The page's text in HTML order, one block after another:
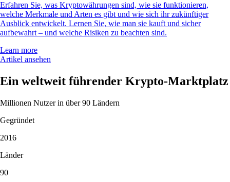
Erfahren Sie, was Kryptowährungen sind, wie sie funktionieren,
welche Merkmale und Arten es gibt und wie sich ihr zukünftiger
Ausblick entwickelt. Lernen Sie, wie man sie kauft und sicher
aufbewahrt – und welche Risiken zu beachten sind.
Learn more
Artikel ansehen
Ein weltweit führender Krypto-Marktplatz
Millionen Nutzer in über 90 Ländern
Gegründet
2016
Länder
90